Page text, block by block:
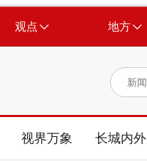
观点 地方
视界万象 长城内外